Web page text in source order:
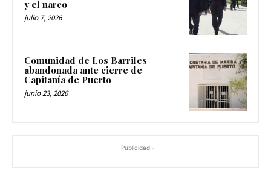
y el narco
julio 7, 2026
Comunidad de Los Barriles
abandonada ante cierre de
Capitanía de Puerto
junio 23, 2026
- Publicidad -